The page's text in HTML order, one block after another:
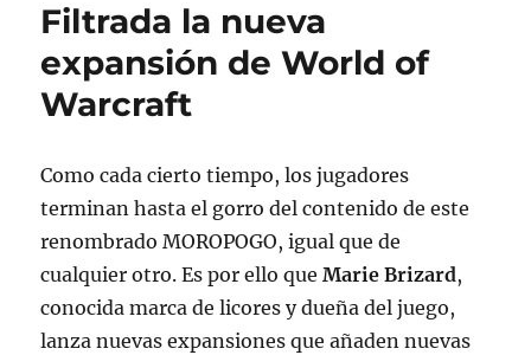
Filtrada la nueva
expansión de World of
Warcraft
Como cada cierto tiempo, los jugadores
terminan hasta el gorro del contenido de este
renombrado MOROPOGO, igual que de
cualquier otro. Es por ello queMarie Brizard,
conocida marca de licores y dueña del juego,
lanza nuevas expansiones que añaden nuevas